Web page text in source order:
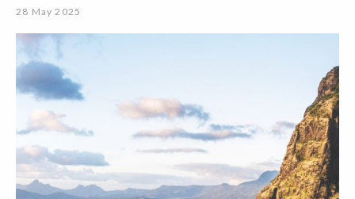
28 May 2025